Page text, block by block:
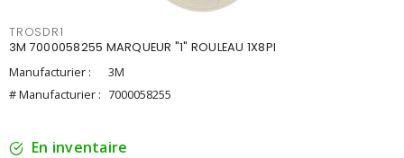
TROSDR1
3M 7000058255 MARQUEUR "1" ROULEAU 1X8PI
Manufacturier :
3M
# Manufacturier : 7000058255
En inventaire